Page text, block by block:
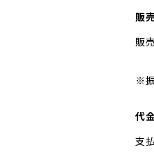
販
販
※振
代
支